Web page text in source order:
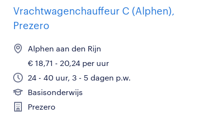
Vrachtwagenchauffeur C (Alphen),
Prezero
Alphen aan den Rijn
€ 18,71 - 20,24 per uur
24 - 40 uur, 3 - 5 dagen p.w.
Basisonderwijs
Prezero